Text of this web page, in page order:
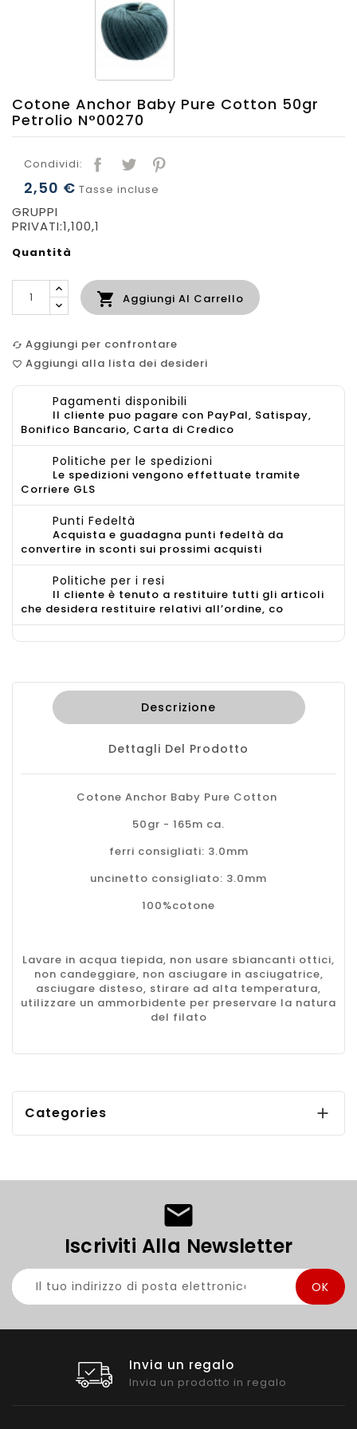
Cotone Anchor Baby Pure Cotton 50gr
Petrolio N°00270
Condividi:
2,50 € Tasse incluse
GRUPPI
PRIVATI:1,100,1
Quantità
 Aggiungi Al Carrello
cached Aggiungi per confrontare
favorite_border Aggiungi alla lista dei desideri
Pagamenti disponibili
Il cliente puo pagare con PayPal, Satispay,
Bonifico Bancario, Carta di Credico
Politiche per le spedizioni
Le spedizioni vengono effettuate tramite
Corriere GLS
Punti Fedeltà
Acquista e guadagna punti fedeltà da
convertire in sconti sui prossimi acquisti
Politiche per i resi
Il cliente è tenuto a restituire tutti gli articoli
che desidera restituire relativi all’ordine, co
Descrizione
Dettagli Del Prodotto
Cotone Anchor Baby Pure Cotton
50gr - 165m ca.
ferri consigliati: 3.0mm
uncinetto consigliato: 3.0mm
100%cotone
Lavare in acqua tiepida, non usare sbiancanti ottici,
non candeggiare, non asciugare in asciugatrice,
asciugare disteso, stirare ad alta temperatura,
utilizzare un ammorbidente per preservare la natura
del filato
Categories 
Iscriviti Alla Newsletter
Invia un regalo
Invia un prodotto in regalo